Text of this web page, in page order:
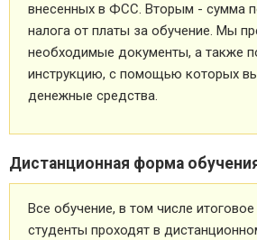
внесенных в ФСС. Вторым - сумма
налога от платы за обучение. Мы
необходимые документы, а также
инструкцию, с помощью которых
денежные средства.
Дистанционная форма
Все обучение, в том числе итоговое
студенты проходят в